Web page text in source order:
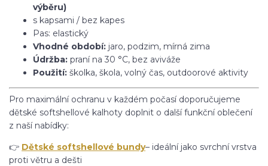
výběru)
s kapsami / bez kapes
Pas: elastický
Vhodné období: jaro, podzim, mírná zima
Údržba: praní na 30 °C, bez aviváže
Použití: školka, škola, volný čas, outdoorové aktivity
Pro maximální ochranu v každém počasí doporučujeme
dětské softshellové kalhoty doplnit o další funkční oblečení
z naší nabídky:
👉 Dětské softshellové bundy– ideální jako svrchní vrstva
proti větru a dešti